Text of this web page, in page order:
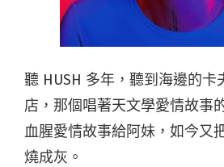
聽 HUSH 多年，聽到海邊的卡
店，那個唱著天文學愛情故事
血腥愛情故事給阿妹，如今又
燒成灰。